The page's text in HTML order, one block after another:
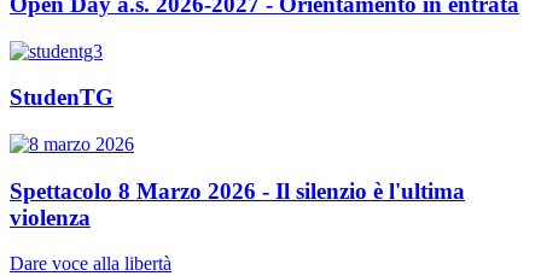
StudenTG
Spettacolo 8 Marzo 2026 - Il silenzio è l'ultima
violenza
Dare voce alla libertà